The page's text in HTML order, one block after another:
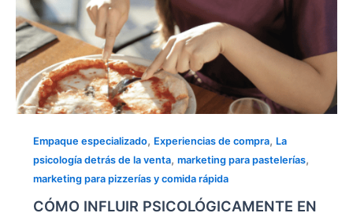
Empaque especializado, Experiencias de compra, La
psicología detrás de la venta, marketing para pastelerías,
marketing para pizzerías y comida rápida
CÓMO INFLUIR PSICOLÓGICAMENTE EN